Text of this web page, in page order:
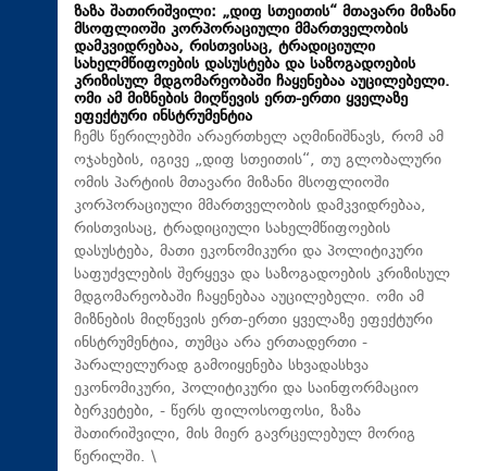
ზაზა შათირიშვილი: „დიფ სთეითის“ მთავარი მიზანი
მსოფლიოში კორპორაციული მმართველობის
დამკვიდრებაა, რისთვისაც, ტრადიციული
სახელმწიფოების დასუსტება და საზოგადოების
კრიზისულ მდგომარეობაში ჩაყენებაა აუცილებელი.
ომი ამ მიზნების მიღწევის ერთ-ერთი ყველაზე
ეფექტური ინსტრუმენტია
ჩემს წერილებში არაერთხელ აღმინიშნავს, რომ ამ
ოჯახების, იგივე „დიფ სთეითის“, თუ გლობალური
ომის პარტიის მთავარი მიზანი მსოფლიოში
კორპორაციული მმართველობის დამკვიდრებაა,
რისთვისაც, ტრადიციული სახელმწიფოების
დასუსტება, მათი ეკონომიკური და პოლიტიკური
საფუძვლების შერყევა და საზოგადოების კრიზისულ
მდგომარეობაში ჩაყენებაა აუცილებელი. ომი ამ
მიზნების მიღწევის ერთ-ერთი ყველაზე ეფექტური
ინსტრუმენტია, თუმცა არა ერთადერთი -
პარალელურად გამოიყენება სხვადასხვა
ეკონომიკური, პოლიტიკური და საინფორმაციო
ბერკეტები, - წერს ფილოსოფოსი, ზაზა
შათირიშვილი, მის მიერ გავრცელებულ მორიგ
წერილში. \